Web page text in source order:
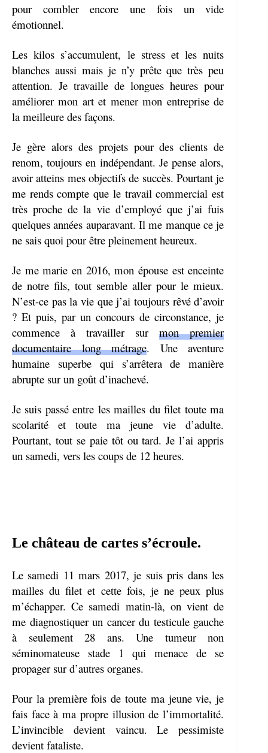
pour combler encore une fois un vide
émotionnel.
Les kilos s’accumulent, le stress et les nuits
blanches aussi mais je n’y prête que très peu
attention. Je travaille de longues heures pour
améliorer mon art et mener mon entreprise de
la meilleure des façons.
Je gère alors des projets pour des clients de
renom, toujours en indépendant. Je pense alors,
avoir atteins mes objectifs de succès. Pourtant je
me rends compte que le travail commercial est
très proche de la vie d’employé que j’ai fuis
quelques années auparavant. Il me manque ce je
ne sais quoi pour être pleinement heureux.
Je me marie en 2016, mon épouse est enceinte
de notre fils, tout semble aller pour le mieux.
N’est-ce pas la vie que j’ai toujours rêvé d’avoir
? Et puis, par un concours de circonstance, je
commence à travailler surmon premier
documentaire long métrage. Une aventure
humaine superbe qui s’arrêtera de manière
abrupte sur un goût d’inachevé.
Je suis passé entre les mailles du filet toute ma
scolarité et toute ma jeune vie d’adulte.
Pourtant, tout se paie tôt ou tard. Je l’ai appris
un samedi, vers les coups de 12 heures.
Le château de cartes s’écroule.
Le samedi 11 mars 2017, je suis pris dans les
mailles du filet et cette fois, je ne peux plus
m’échapper. Ce samedi matin-là, on vient de
me diagnostiquer un cancer du testicule gauche
à seulement 28 ans. Une tumeurnon
séminomateuse stade 1 qui menace de se
propager sur d’autres organes.
Pour la première fois de toute ma jeune vie, je
fais face à ma propre illusion de l’immortalité.
L’invincible devient vaincu. Le pessimiste
devient fataliste.